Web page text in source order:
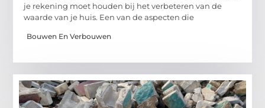
je rekening moet houden bij het verbeteren van de
waarde van je huis. Een van de aspecten die
Bouwen En Verbouwen